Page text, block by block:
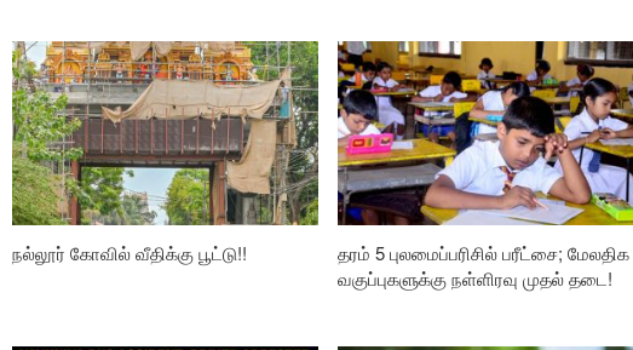
நல்லூர் கோவில் வீதிக்கு பூட்டு!!
தரம் 5 புலமைப்பரிசில் பரீட்சை; மேலதிக
வகுப்புகளுக்கு நள்ளிரவு முதல் தடை!